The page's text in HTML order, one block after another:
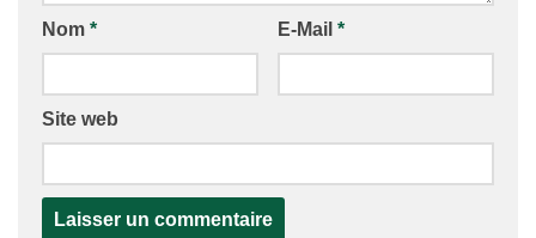
Nom * E-Mail *
Site web